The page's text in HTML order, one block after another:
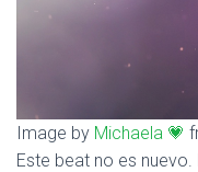
Image by Michaela 💗
Este beat no es